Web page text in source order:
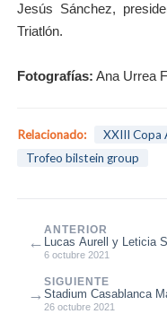
Jesús Sánchez,
Triatlón.
Fotografías: Ana Urrea
Relacionado:
XXIII Copa
Trofeo bilstein group
←
ANTERIOR
Lucas Aurell y Leticia
Aragón de Duatlón Cros
6 octubre 2021
SIGUIENTE
Stadium Casablanca
Zaratecno se hacen
26 octubre 2021
→